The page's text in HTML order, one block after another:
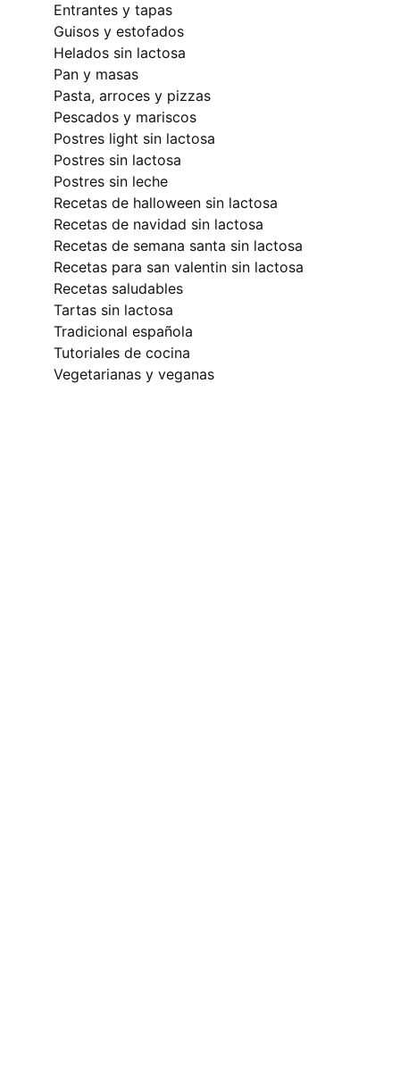
entrantes y tapas
guisos y estofados
helados sin lactosa
pan y masas
pasta, arroces y pizzas
pescados y mariscos
postres light sin lactosa
postres sin lactosa
postres sin leche
recetas de halloween sin lactosa
recetas de navidad sin lactosa
recetas de semana santa sin lactosa
recetas para san valentin sin lactosa
recetas saludables
tartas sin lactosa
tradicional española
tutoriales de cocina
vegetarianas y veganas